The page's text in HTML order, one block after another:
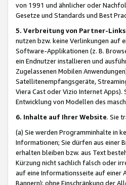
von 1991 und ähnlicher oder
Gesetze und Standards und Best
5. Verbreitung von Partner-
nutzen bzw. keine Verlinkungen auf
Software-Applikationen (z. B.
ein Endnutzer installieren und
Zugelassenen Mobilen
Satellitenempfangsgeräte,
Viera Cast oder Vizio Internet
Entwicklung von Modellen des
6. Inhalte auf Ihrer Website. Sie
(a) Sie werden Programminhalte in
Informationen; Sie dürfen aus einer
erhalten bleiben bzw. aus Text
Kürzung nicht sachlich falsch oder
auf eine Informationsseite auf einer
Bannern); ohne Einschränkung der